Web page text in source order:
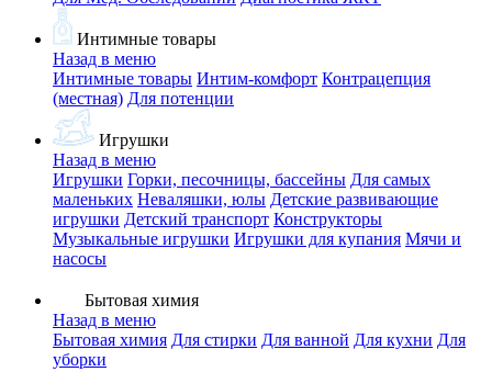
Интимные товары
Назад в меню
Интимные товары Интим-комфорт Контрацепция
(местная) Для потенции
Игрушки
Назад в меню
Игрушки Горки, песочницы, бассейны Для самых
маленьких Неваляшки, юлы Детские развивающие
игрушки Детский транспорт Конструкторы
Музыкальные игрушки Игрушки для купания Мячи и
насосы
Бытовая химия
Назад в меню
Бытовая химия Для стирки Для ванной Для кухни Для
уборки